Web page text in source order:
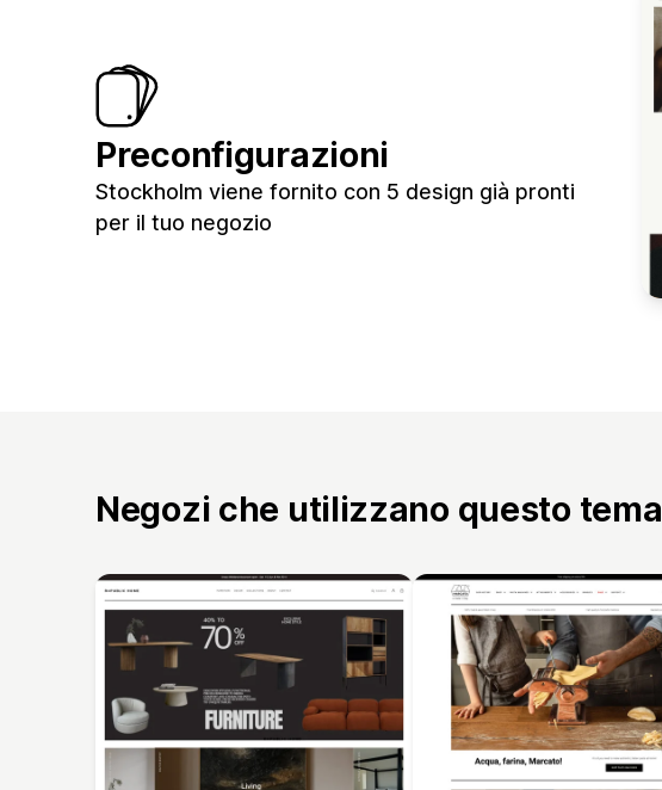
Preconfigurazioni
Stockholm viene fornito con 5 design già pronti
per il tuo negozio
Negozi che utilizzano questo tema